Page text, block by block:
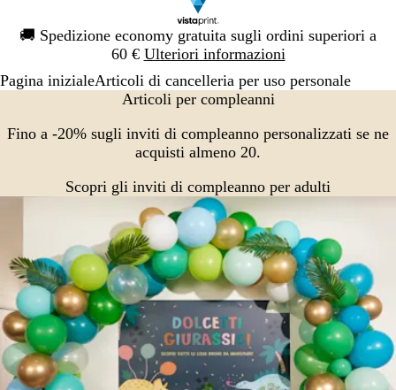
🚚 Spedizione economy gratuita sugli ordini superiori a
60 € Ulteriori informazioni
Diapositiva
1
Pagina inizialeArticoli di cancelleria per uso personale
Articoli per compleanni
Fino a -20% sugli inviti di compleanno personalizzati se ne
acquisti almeno 20.
Scopri gli inviti di compleanno per adulti